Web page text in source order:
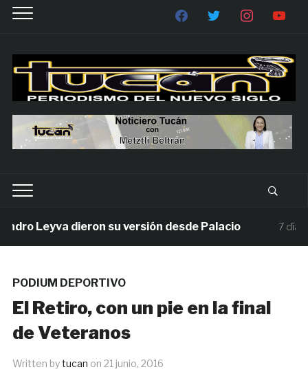
Leyva dieron su versión desde Palacio 7 días ago
PODIUM DEPORTIVO
El Retiro, con un pie en la final
de Veteranos
Written bytucan on 21 junio, 2016